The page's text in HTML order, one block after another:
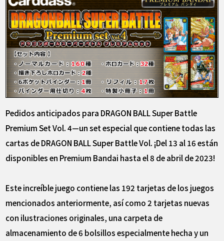
ACERCA DE
LANGUAGE
JP
EN FR DE ES
Pedidos anticipados para DRAGON BALL Super Battle
Premium Set Vol. 4—un set especial que contiene todas las
cartas de DRAGON BALL Super Battle Vol. ¡Del 13 al 16 están
disponibles en Premium Bandai hasta el 8 de abril de 2023!
Este increíble juego contiene las 192 tarjetas de los juegos
mencionados anteriormente, así como 2 tarjetas nuevas
con ilustraciones originales, una carpeta de
almacenamiento de 6 bolsillos especialmente hecha y un